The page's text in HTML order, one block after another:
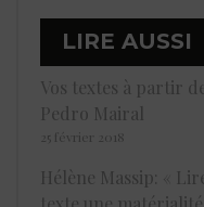
LIRE AUSSI
Vos textes à partir
Pedro Mairal
25 février 2018
Hélène Massip: «